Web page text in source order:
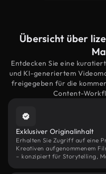
Übersicht über
Entdecken Sie eine
und KI-generiertem
freigegeben für die
Content-
Exklusiver Originalinhalt
Erhalten Sie Zugriff auf eine
Kreativen aufgenommenem
– konzipiert für Storytelling,